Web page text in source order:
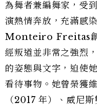
為舞者兼編舞家，受
演熱情奔放，充滿感
Monteiro Freitas創
經叛道並非常之強烈
的姿態與文字，迫使
看待事物。她曾榮獲
（2017 年）、威尼